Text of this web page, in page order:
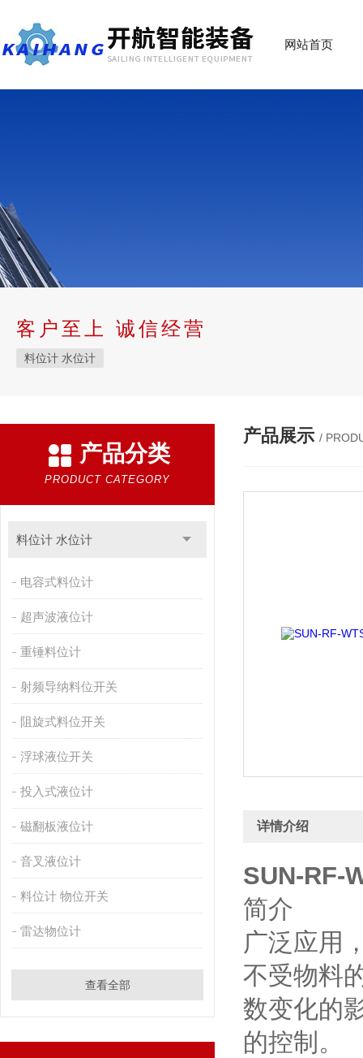
网站首页
客户至上 诚信经营
料位计 水位计
产品分类
PRODUCT CATEGORY
料位计 水位计
电容式料位计
超声波液位计
重锤料位计
射频导纳料位开关
阻旋式料位开关
浮球液位开关
投入式液位计
磁翻板液位计
音叉液位计
料位计 物位开关
雷达物位计
查看全部
产品展示 /
详情介绍
SUN-RF-
简介
广泛应用
不受物料
数变化的
的控制。